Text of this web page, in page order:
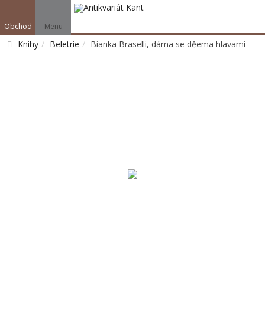
Obchod Menu
Knihy Beletrie Bianka Braselli, dáma se děema hlavami